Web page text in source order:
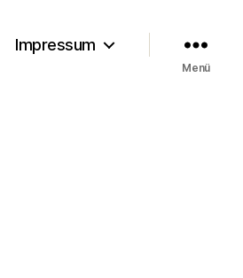
Impressum
Menü